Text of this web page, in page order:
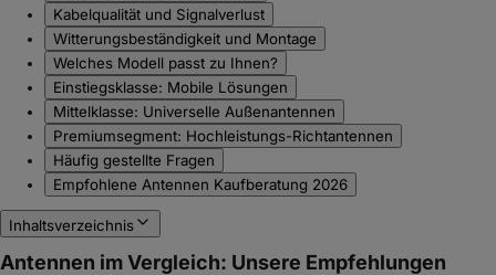
Kabelqualität und Signalverlust
Witterungsbeständigkeit und Montage
Welches Modell passt zu Ihnen?
Einstiegsklasse: Mobile Lösungen
Mittelklasse: Universelle Außenantennen
Premiumsegment: Hochleistungs-Richtantennen
Häufig gestellte Fragen
Empfohlene Antennen Kaufberatung 2026
Inhaltsverzeichnis
Antennen im Vergleich: Unsere Empfehlungen